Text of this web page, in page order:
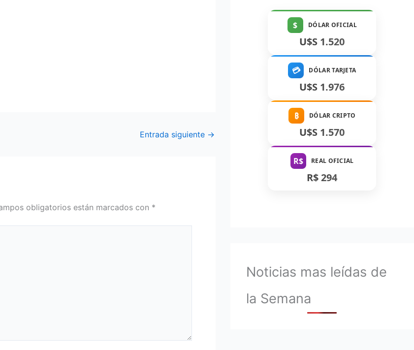
Entrada siguiente →
obligatorios están marcados con *
$ DÓLAR OFICIAL
U$S 1.520
💳 DÓLAR TARJETA
U$S 1.976
₿ DÓLAR CRIPTO
U$S 1.570
R$ REAL OFICIAL
R$ 294
Noticias mas leídas de
la Semana